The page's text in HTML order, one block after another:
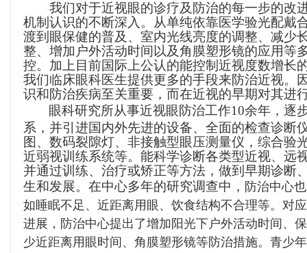
我们对于近视眼的诊疗及防治的每一步的改
机制认识的不断深入。从单纯依靠医学验光配戴
渡到眼保健的普及、室内光线亮度的调整、减少
整、增加户外活动时间以及角膜塑形镜的应用等
控。加上目前国际上公认的能控制近视度数增长
我们临床眼科医生提供更多的手段来防治近视。
识和防治疾病至关重要，而在近视的早期对其进
眼科研究所从事近视眼防治工作10余年，逐
系，并引进国内外先进的设备、全面的检查诊断
图、数码裂隙灯、非接触型眼压测量仪，综合验
近弱视训练系统等。能科学诊断各类型近视、远
并通过训练、治疗或矫正等方法，做到早期诊断
生和发展。在中心多年的研究调查中， 防治中心
如睡眠不足、近距离用眼、饮食结构不合理等。对
进展，防治中心提出了增加阳光下户外活动时间、
少近距离用眼时间、角膜塑形镜等防治措施。 青少